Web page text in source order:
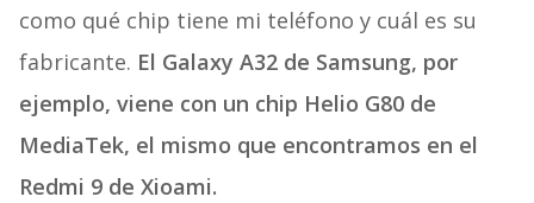
como qué chip tiene mi teléfono y cuál es su
fabricante. El Galaxy A32 de Samsung, por
ejemplo, viene con un chip Helio G80 de
MediaTek, el mismo que encontramos en el
Redmi 9 de Xioami.